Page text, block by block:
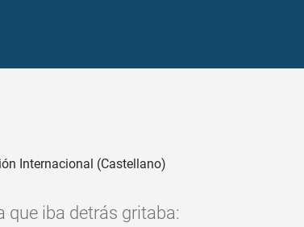
Internacional (Castellano)
que iba detrás gritaba: